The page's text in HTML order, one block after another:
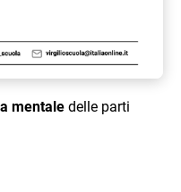
mentale delle parti